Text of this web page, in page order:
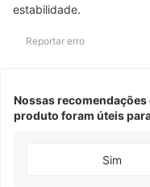
estabilidade.
Reportar erro
Nossas
produto foram úteis
Sim